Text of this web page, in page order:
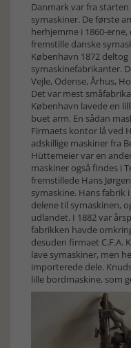
Danmark var fra
symaskiner. De første
herhjemme i 1860-
fremstille danske
København 1872
symaskinefabrikanter.
Vejle, Odense, Århus,
Det var mest
København lavede en
buet arm. En sådan
Firmaets kontor lå ved
adskillige maskiner fra
Hüttemeier var en
maskiner også findes i
fremstillede Hans
symaskine. Hans fabrik
delene til symaskinen,
udlandet. I 1882 var
fabrikken havde
desuden firmaet C.F.A.
lave symaskiner, men
importerede dele.
lille bordmaskine, som